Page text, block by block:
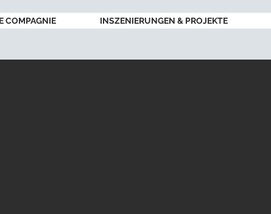
COMPAGNIE INSZENIERUNGEN & PROJEKTE